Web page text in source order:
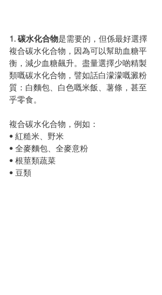
1. 碳⽔化合物是需要的，但係最好選擇
複合碳⽔化合物，因為可以幫助⾎糖平
衡，減少⾎糖飆升。盡量選擇少啲精製
類嘅碳⽔化合物，譬如話⽩濛濛嘅澱粉
質：⽩麵包、⽩⾊嘅⽶飯、薯條，甚⾄
乎零食。
複合碳⽔化合物，例如：
• 紅糙⽶、野⽶
• 全麥麵包、全麥意粉
• 根莖類蔬菜
• ⾖類